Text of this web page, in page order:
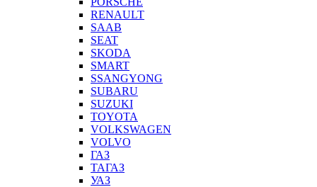
RENAULT
SAAB
SEAT
SKODA
SMART
SSANGYONG
SUBARU
SUZUKI
TOYOTA
VOLKSWAGEN
VOLVO
ГАЗ
ТАГАЗ
УАЗ